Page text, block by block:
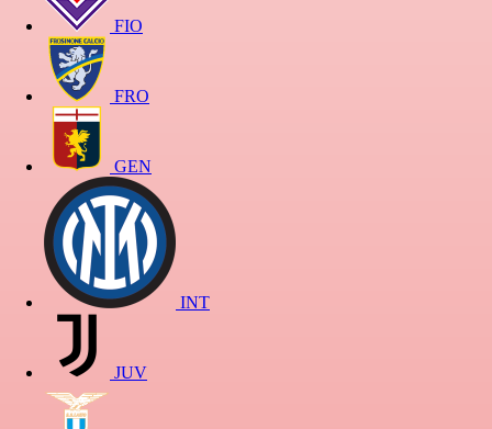
FIO
FRO
GEN
INT
JUV